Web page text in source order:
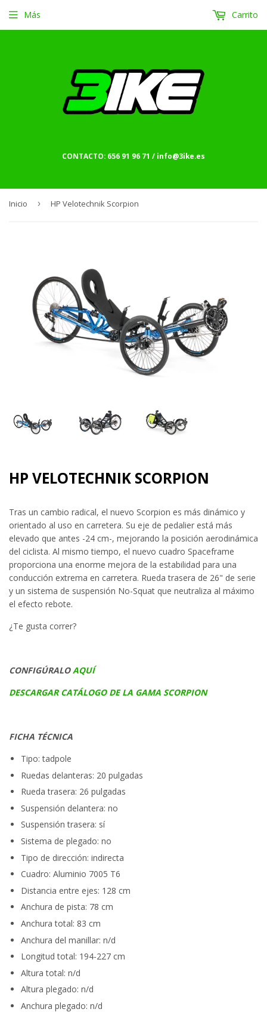
CONTACTO: 656 91 96 71 / info@3ike.es
Más Carrito
Inicio › HP Velotechnik Scorpion
HP VELOTECHNIK SCORPION
Tras un cambio radical, el nuevo Scorpion es más dinámico y
orientado al uso en carretera. Su eje de pedalier está más
elevado que antes -24 cm-, mejorando la posición aerodinámica
del ciclista. Al mismo tiempo, el nuevo cuadro Spaceframe
proporciona una enorme mejora de la estabilidad para una
conducción extrema en carretera. Rueda trasera de 26" de serie
y un sistema de suspensión No-Squat que neutraliza al máximo
el efecto rebote.
¿Te gusta correr?
CONFIGÚRALOAQUÍ
DESCARGAR CATÁLOGO DE LA GAMA SCORPION
FICHA TÉCNICA
Tipo: tadpole
Ruedas delanteras: 20 pulgadas
Rueda trasera: 26 pulgadas
Suspensión delantera: no
Suspensión trasera: sí
Sistema de plegado: no
Tipo de dirección: indirecta
Cuadro: Aluminio 7005 T6
Distancia entre ejes: 128 cm
Anchura de pista: 78 cm
Anchura total: 83 cm
Anchura del manillar: n/d
Longitud total: 194-227 cm
Altura total: n/d
Altura plegado: n/d
Anchura plegado: n/d